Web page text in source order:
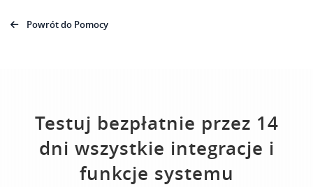
Powrót do Pomocy
Testuj bezpłatnie przez 14
dni wszystkie integracje i
funkcje systemu